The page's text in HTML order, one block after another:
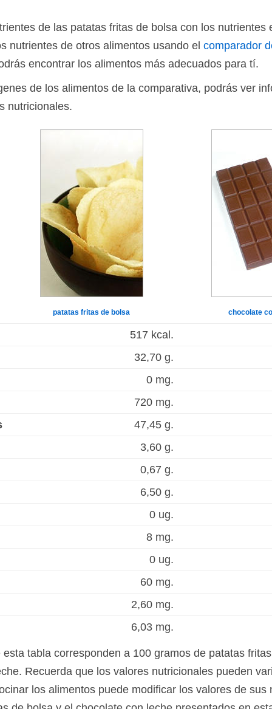
de las patatas fritas de bolsa con los nutrientes
nutrientes de otros alimentos usando el comparador
encontrar los alimentos más adecuados para tí.
de los alimentos de la comparativa, podrás ver
nutricionales.
patatas fritas de bolsa chocolate
517 kcal.
32,70 g.
0 mg.
720 mg.
47,45 g.
3,60 g.
0,67 g.
6,50 g.
0 ug.
8 mg.
0 ug.
60 mg.
2,60 mg.
6,03 mg.
tabla corresponden a 100 gramos de patatas
Recuerda que los valores nutricionales pueden
los alimentos puede modificar los valores de sus